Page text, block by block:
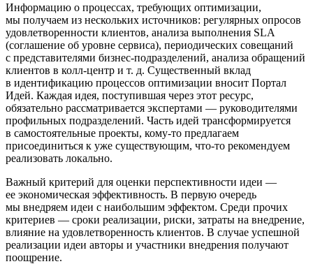
Информацию о процессах, требующих оптимизации,
мы получаем из нескольких источников: регулярных опросов
удовлетворенности клиентов, анализа выполнения SLA
(соглашение об уровне сервиса), периодических совещаний
с представителями бизнес-подразделений, анализа обращений
клиентов в колл-центр и т. д. Существенный вклад
в идентификацию процессов оптимизации вносит Портал
Идей. Каждая идея, поступившая через этот ресурс,
обязательно рассматривается экспертами — руководителями
профильных подразделений. Часть идей трансформируется
в самостоятельные проекты, кому-то предлагаем
присоединиться к уже существующим, что-то рекомендуем
реализовать локально.
Важный критерий для оценки перспективности идеи —
ее экономическая эффективность. В первую очередь
мы внедряем идеи с наибольшим эффектом. Среди прочих
критериев — сроки реализации, риски, затраты на внедрение,
влияние на удовлетворенность клиентов. В случае успешной
реализации идеи авторы и участники внедрения получают
поощрение.